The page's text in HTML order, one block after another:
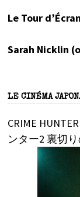
Le Tour d’Écran
Sarah Nicklin
LE CINÉMA
CRIME
ンター2 裏切